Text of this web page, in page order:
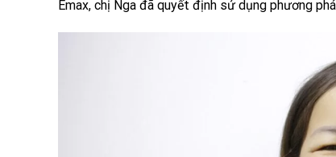
Emax, chị Nga đã quyết định sử dụng phương